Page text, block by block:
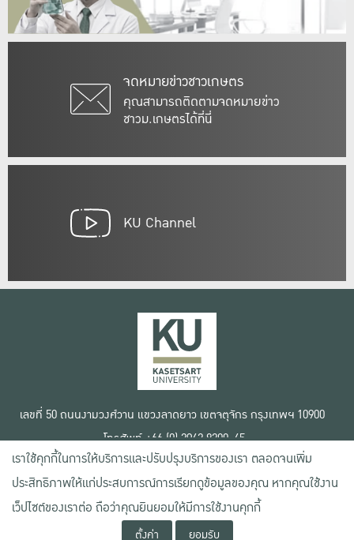
จดหมายข่าวชาวเกษตร
คุณสามารถติดตามจดหมายข่าว
ชาวม.เกษตรได้ที่นี่
KU Channel
เลขที่ 50 ถนนงามวงศ์วาน แขวงลาดยาว เขตจตุจักร กรุงเทพฯ 10900
โทรศัพท์ +66 (0) 2942 8200-45
สงวนลิขสิทธิ์ © 2020 มหาวิทยาลัยเกษตรศาสตร์
เงื่อนไขการใช้งานเว็บไซต์
ข้อตกลงด้านสิทธิ์ใช้งาน
นโยบายความเป็นส่วนตัว
เราใช้คุกกี้ในการให้บริการและปรับปรุงบริการของเรา ตลอดจนเพิ่ม
ประสิทธิภาพให้แก่ประสบการณ์การเรียกดูข้อมูลของคุณ หากคุณใช้งาน
เว็ปไซต์ของเราต่อ ถือว่าคุณยินยอมให้มีการใช้งานคุกกี้
ตั้งค่า ยอมรับ